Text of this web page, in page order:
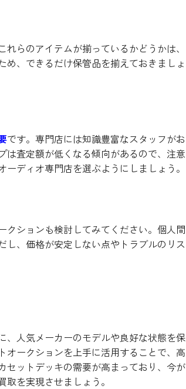
れらのアイテムが揃っているかどうかは、
、できるだけ保管品を揃えておきましょ
です。専門店には知識豊富なスタッフがお
は査定額が低くなる傾向があるので、注意
ディオ専門店を選ぶようにしましょう。
クションも検討してみてください。個人間
、価格が安定しない点やトラブルのリス
、人気メーカーのモデルや良好な状態を保
オークションを上手に活用することで、高
セットデッキの需要が高まっており、今が
を実現させましょう。